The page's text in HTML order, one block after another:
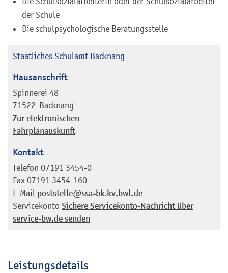
der Schule
Die schulpsychologische Beratungsstelle
Staatliches Schulamt Backnang
Hausanschrift
Spinnerei 48
71522 Backnang
Zur elektronischen
Fahrplanauskunft
Kontakt
Telefon 07191 3454-0
Fax 07191 3454-160
E-Mail poststelle@ssa-bk.kv.bwl.de
Servicekonto Sichere Servicekonto-Nachricht über
service-bw.de senden
Leistungsdetails